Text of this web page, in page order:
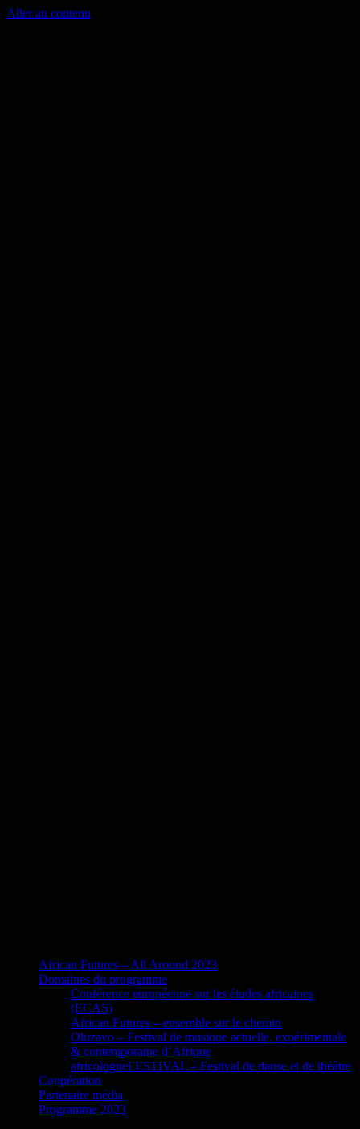
Aller au contenu
African Futures – All Around 2023
Domaines du programme
Conférence européenne sur les études africaines
(ECAS)
African Futures – ensemble sur le chemin
Oluzayo – Festival de musique actuelle, expérimentale
& contemporaine d’Afrique
africologneFESTIVAL – Festival de danse et de théâtre
Coopération
Partenaire média
Programme 2023